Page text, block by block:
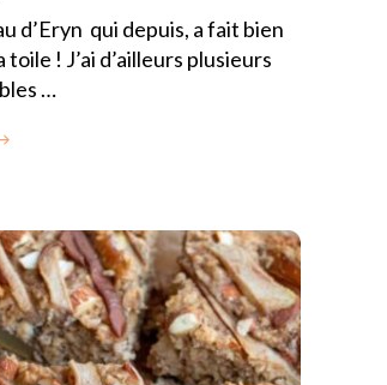
d’Eryn qui depuis, a fait bien
toile ! J’ai d’ailleurs plusieurs
…